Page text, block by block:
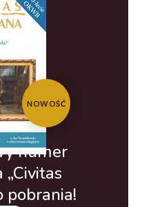
NOWOŚĆ
numer
pobrania!